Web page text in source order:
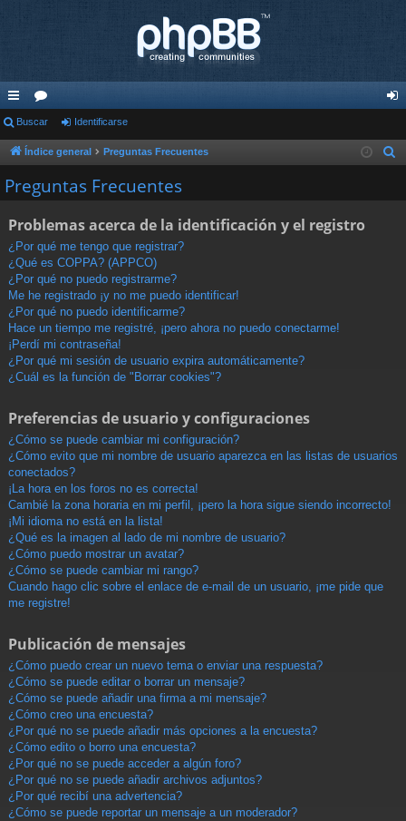
nl
ac
es
pi
do
s
or
os nti
Buscar Identificarse
Índice general Preguntas Frecuentes
Preguntas Frecuentes
Problemas acerca de la identificación y el registro
¿Por qué me tengo que registrar?
¿Qué es COPPA? (APPCO)
¿Por qué no puedo registrarme?
Me he registrado ¡y no me puedo identificar!
¿Por qué no puedo identificarme?
Hace un tiempo me registré, ¡pero ahora no puedo conectarme!
¡Perdí mi contraseña!
¿Por qué mi sesión de usuario expira automáticamente?
¿Cuál es la función de "Borrar cookies"?
Preferencias de usuario y configuraciones
¿Cómo se puede cambiar mi configuración?
¿Cómo evito que mi nombre de usuario aparezca en las listas de usuarios
conectados?
¡La hora en los foros no es correcta!
Cambié la zona horaria en mi perfil, ¡pero la hora sigue siendo incorrecto!
¡Mi idioma no está en la lista!
¿Qué es la imagen al lado de mi nombre de usuario?
¿Cómo puedo mostrar un avatar?
¿Cómo se puede cambiar mi rango?
Cuando hago clic sobre el enlace de e-mail de un usuario, ¡me pide que
me registre!
Publicación de mensajes
¿Cómo puedo crear un nuevo tema o enviar una respuesta?
¿Cómo se puede editar o borrar un mensaje?
¿Cómo se puede añadir una firma a mi mensaje?
¿Cómo creo una encuesta?
¿Por qué no se puede añadir más opciones a la encuesta?
¿Cómo edito o borro una encuesta?
¿Por qué no se puede acceder a algún foro?
¿Por qué no se puede añadir archivos adjuntos?
¿Por qué recibí una advertencia?
¿Cómo se puede reportar un mensaje a un moderador?